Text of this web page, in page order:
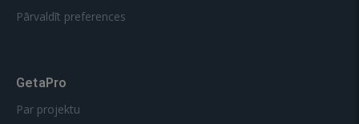
Pārvaldīt preferences
GetaPro
Par projektu